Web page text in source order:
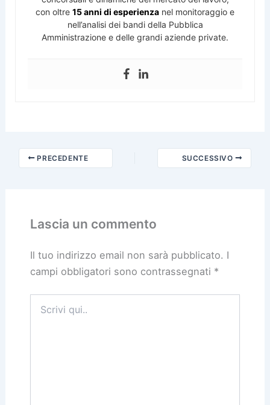
con oltre 15 anni di esperienza nel monitoraggio e
nell’analisi dei bandi della Pubblica
Amministrazione e delle grandi aziende private.
PRECEDENTE SUCCESSIVO
Lascia un commento
Il tuo indirizzo email non sarà pubblicato. I
campi obbligatori sono contrassegnati *
qui..